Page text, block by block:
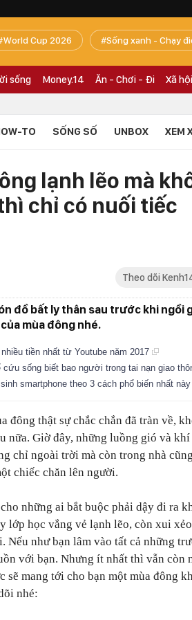
World Cup 2026 Sống xanh - Chạy
sống Money.14 Ăn - Chơi - Đi Xã hội
TO SỐNG SỐ UNBOX XEM
lạnh lẽo mà
chỉ có nuối tiếc
Theo dõi
đồ bất ly thân sau trước khi ngồi
mùa đông nhé.
tiền nhất từ Youtube năm 2017
sống biết bao người trong tai nạn giao
smartphone theo 3 cách phổ biến nhất
đông thật sự chắc chắn đã tràn về,
nữa. Giờ đây, những luồng gió và
chỉ ngoài trời mà còn trong nhà
chiếc chăn lên người.
những ai bắt buộc phải dậy đi ra
lớp học vắng vẻ lạnh lẽo, còn xui
Nếu như bạn lâm vào tất cả những
với bạn. Nhưng ít nhất thì vẫn còn
sẽ mang tới cho bạn một mùa đông
nhé: